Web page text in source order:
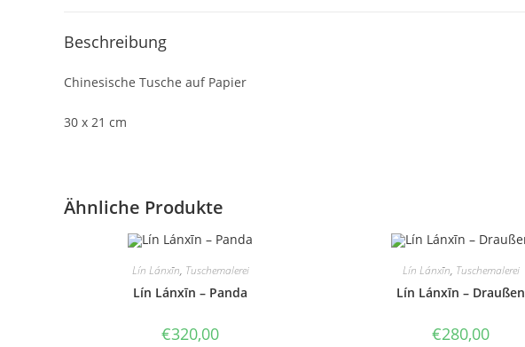
Beschreibung
Chinesische Tusche auf Papier
30 x 21 cm
Ähnliche Produkte
Lín Lánxīn, Tuschemalerei
Lín Lánxīn – Panda
€320,00
Lín Lánxīn, Tuschemalerei
Lín Lánxīn – Draußen
€280,00